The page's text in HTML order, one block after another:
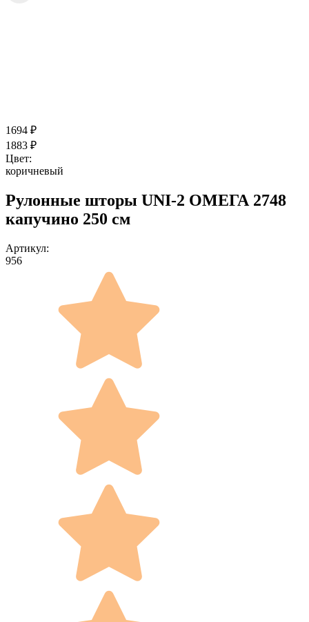
1694 ₽
1883 ₽
Цвет:
коричневый
Рулонные шторы UNI-2 ОМЕГА 2748
капучино 250 см
Артикул:
956